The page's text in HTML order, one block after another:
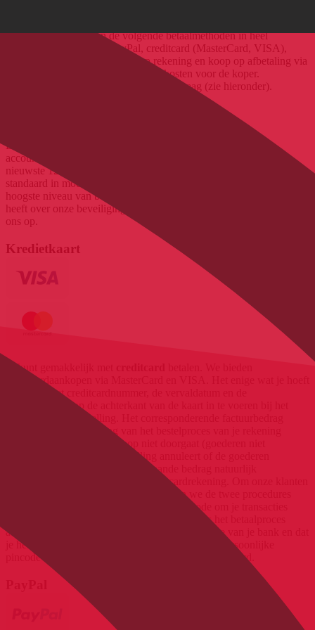
Bij BikeExchange zijn de volgende betaalmethoden in heel
Duitsland beschikbaar: PayPal, creditcard (MasterCard, VISA),
GiroPay, Sofort evenals koop op rekening en koop op afbetaling via
Klarna. Er zijn geen extra transactiekosten voor de koper.
Vooruitbetaling is ook mogelijk op aanvraag (zie hieronder).
Bij aankoop via BikeExchange worden betalings- en
accountgegevens verzonden via een beveiligde server met de
nieuwste 128-bits SSL-versleuteling. Dit type versleuteling is de
standaard in moderne online betalingstransacties en biedt het
hoogste niveau van bescherming voor uw privacy. Als u vragen
heeft over onze beveiligingsrichtlijnen, neem dan direct contact met
ons op.
Kredietkaart
Je kunt gemakkelijk met
creditcardaankopen via MasterCard en VISA. Het enige wat je hoeft
te doen is het creditcardnummer, de vervaldatum en de
verificatiecode op de achterkant van de kaart in te voeren bij het
plaatsen van je bestelling. Het corresponderende factuurbedrag
wordt direct na afronding van het bestelproces van je rekening
afgeschreven. Als de aankoop niet doorgaat (goederen niet
beschikbaar, enz.), je de bestelling annuleert of de goederen
retourneert, maken we het openstaande bedrag natuurlijk
onmiddellijk terug over naar je creditcardrekening. Om onze klanten
nog meer veiligheid te bieden, gebruiken we de twee procedures
Verified by VISA en MasterCard Secure Code om je transacties
extra te versleutelen. Dit betekent dat je tijdens het betaalproces
automatisch wordt doorverwezen naar de website van je bank en dat
je het factuurbedrag nog moet bevestigen met je persoonlijke
pincode als je je voor deze procedure hebt geregistreerd.